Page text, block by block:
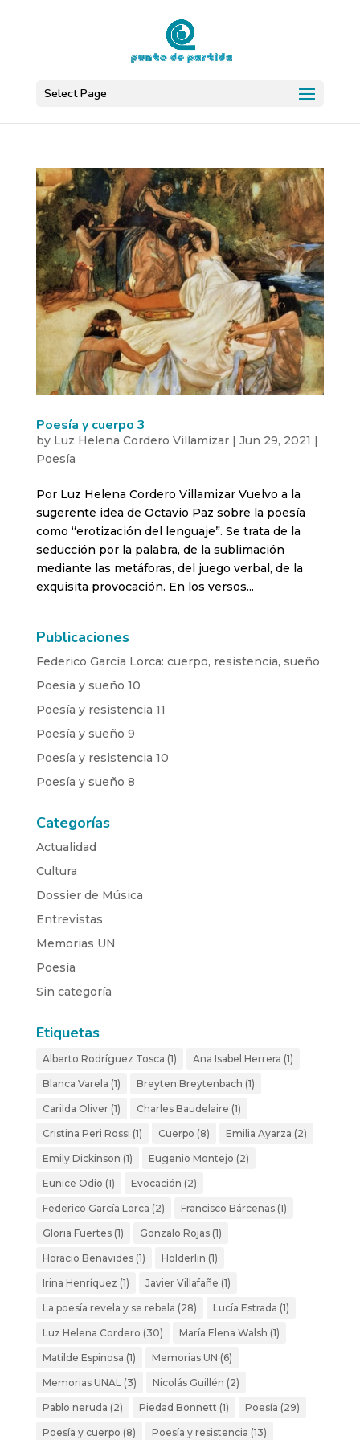
Select Page
Poesía y cuerpo 3
by Luz Helena Cordero Villamizar| Jun 29, 2021 |
Poesía
Por Luz Helena Cordero Villamizar Vuelvo a la
sugerente idea de Octavio Paz sobre la poesía
como “erotización del lenguaje”. Se trata de la
seducción por la palabra, de la sublimación
mediante las metáforas, del juego verbal, de la
exquisita provocación. En los versos...
Publicaciones
Federico García Lorca: cuerpo, resistencia, sueño
Poesía y sueño 10
Poesía y resistencia 11
Poesía y sueño 9
Poesía y resistencia 10
Poesía y sueño 8
Categorías
Actualidad
Cultura
Dossier de Música
Entrevistas
Memorias UN
Poesía
Sin categoría
Etiquetas
Alberto Rodríguez Tosca (1) Ana Isabel Herrera (1)
Blanca Varela (1) Breyten Breytenbach (1)
Carilda Oliver(1) Charles Baudelaire (1)
Cristina Peri Rossi (1) Cuerpo (8) Emilia Ayarza (2)
Emily Dickinson (1) Eugenio Montejo (2)
Eunice Odio (1) Evocación (2)
Federico García Lorca (2) Francisco Bárcenas(1)
Gloria Fuertes(1) Gonzalo Rojas(1)
Horacio Benavides(1) Hölderlin (1)
Irina Henríquez (1) Javier Villafañe (1)
La poesía revela y se rebela (28) Lucía Estrada (1)
Luz Helena Cordero (30) María Elena Walsh (1)
Matilde Espinosa (1) Memorias UN (6)
Memorias UNAL (3) Nicolás Guillén (2)
Pablo neruda (2) Piedad Bonnett (1) Poesía (29)
Poesía y cuerpo (8) Poesía y resistencia (13)